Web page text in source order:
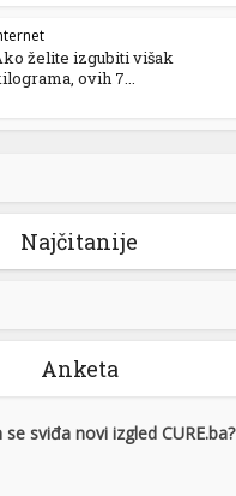
želite izgubiti višak
ovih 7...
Najčitanije
Anketa
sviđa novi izgled CURE.ba?